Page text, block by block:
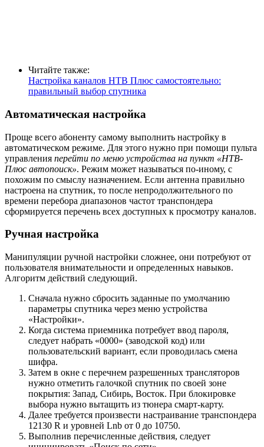
Читайте также:
Настройка каналов НТВ Плюс самостоятельно:
правильный выбор спутника
Автоматическая настройка
Проще всего абоненту самому выполнить настройку в
автоматическом режиме. Для этого нужно при помощи пульта
управления перейти по меню устройства на пункт «НТВ-
Плюс автопоиск». Режим может называться по-иному, с
похожим по смыслу назначением. Если антенна правильно
настроена на спутник, то после непродолжительного по
времени перебора диапазонов частот транспондера
сформируется перечень всех доступных к просмотру каналов.
Ручная настройка
Манипуляции ручной настройки сложнее, они потребуют от
пользователя внимательности и определенных навыков.
Алгоритм действий следующий.
Сначала нужно сбросить заданные по умолчанию
параметры спутника через меню устройства
«Настройки».
Когда система приемника потребует ввод пароля,
следует набрать «0000» (заводской код) или
пользовательский вариант, если проводилась смена
шифра.
Затем в окне с перечнем разрешенных трансляторов
нужно отметить галочкой спутник по своей зоне
покрытия: Запад, Сибирь, Восток. При блокировке
выбора нужно вытащить из тюнера смарт-карту.
Далее требуется произвести настраивание транспондера
12130 R и уровней Lnb от 0 до 10750.
Выполнив перечисленные действия, следует